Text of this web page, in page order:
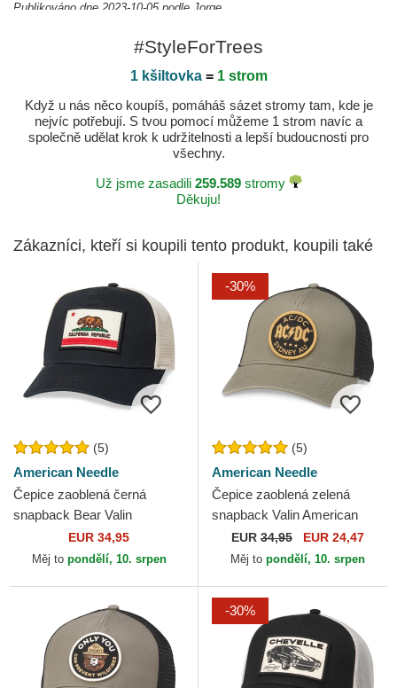
Publikováno dne 2023-10-05 podle Jorge
#StyleForTrees
1 kšiltovka= 1 strom
Když u nás něco koupíš, pomáháš sázet stromy tam, kde je
nejvíc potřebují. S tvou pomocí můžeme 1 strom navíc a
společně udělat krok k udržitelnosti a lepší budoucnosti pro
všechny.
Už jsme zasadili 259.589stromy
Děkuju!
Zákazníci, kteří si koupili tento produkt, koupili také
(5)
American Needle
Čepice zaoblená černá
snapback Bear Valin
American Needle
EUR 34,95
Měj to pondělí, 10. srpen
-30%
(5)
American Needle
Čepice zaoblená zelená
snapback Valin American
Needle
EUR 34,95 EUR 24,47
Měj to pondělí, 10. srpen
-30%